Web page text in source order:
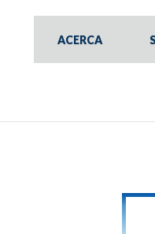
ACERCA